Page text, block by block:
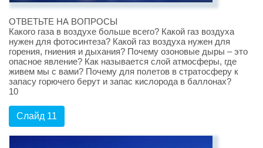
ОТВЕТЬТЕ НА ВОПРОСЫ
Какого газа в воздухе больше всего? Какой газ воздуха
нужен для фотосинтеза? Какой газ воздуха нужен для
горения, гниения и дыхания? Почему озоновые дыры – это
опасное явление? Как называется слой атмосферы, где
живем мы с вами? Почему для полетов в стратосферу к
запасу горючего берут и запас кислорода в баллонах?
10
Слайд 11